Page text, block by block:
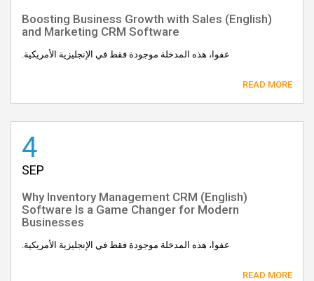
(English) Boosting Business Growth with Sales
and Marketing CRM Software
عفوا، هذه المدخلة موجودة فقط في الإنجليزية الأمريكية.
READ MORE
4
SEP
(English) Why Inventory Management CRM
Software Is a Game Changer for Modern
Businesses
عفوا، هذه المدخلة موجودة فقط في الإنجليزية الأمريكية.
READ MORE